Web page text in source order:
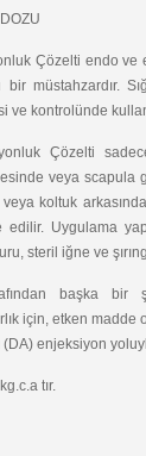
Çözelti endo ve
müstahzardır.
ve kontrolünde
Çözelti
veya scapula
veya koltuk
Uygulama
steril iğne ve
başka bir
için, etken
enjeksiyon
tır.